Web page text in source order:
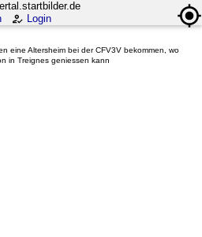
Login
eine Altersheim bei der CFV3V bekommen, wo
in Treignes geniessen kann